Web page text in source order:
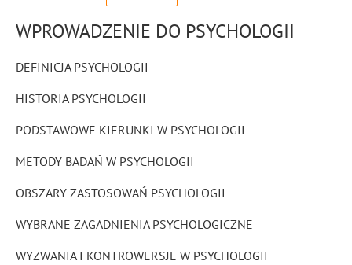
WPROWADZENIE DO PSYCHOLOGII
DEFINICJA PSYCHOLOGII
HISTORIA PSYCHOLOGII
PODSTAWOWE KIERUNKI W PSYCHOLOGII
METODY BADAŃ W PSYCHOLOGII
OBSZARY ZASTOSOWAŃ PSYCHOLOGII
WYBRANE ZAGADNIENIA PSYCHOLOGICZNE
WYZWANIA I KONTROWERSJE W PSYCHOLOGII